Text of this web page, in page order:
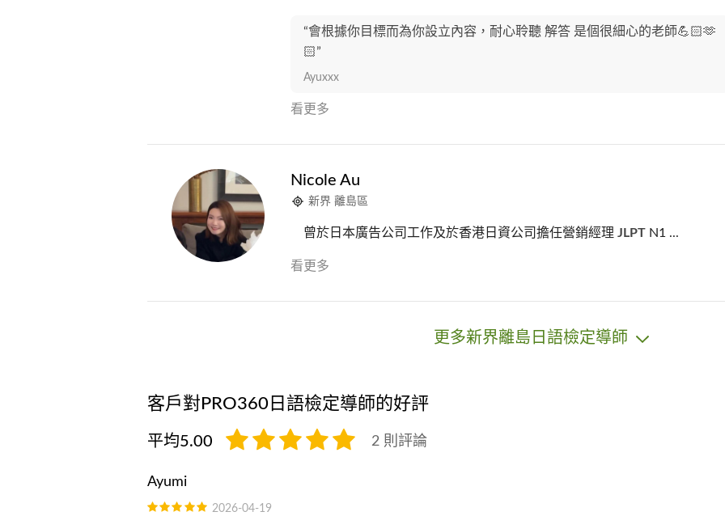
“會根據你目標而為你設立內容，耐心聆聽 解答 是個很細心的老師💪🏻🫶
🏻”
Ayuxxx
看更多
Nicole Au
新界 離島區
曾於日本廣告公司工作及於香港日資公司擔任營銷經理 JLPTN1 ...
看更多
更多新界離島日語檢定導師
客戶對PRO360日語檢定導師的好評
平均5.00 2 則評論
Ayumi
2026-04-19